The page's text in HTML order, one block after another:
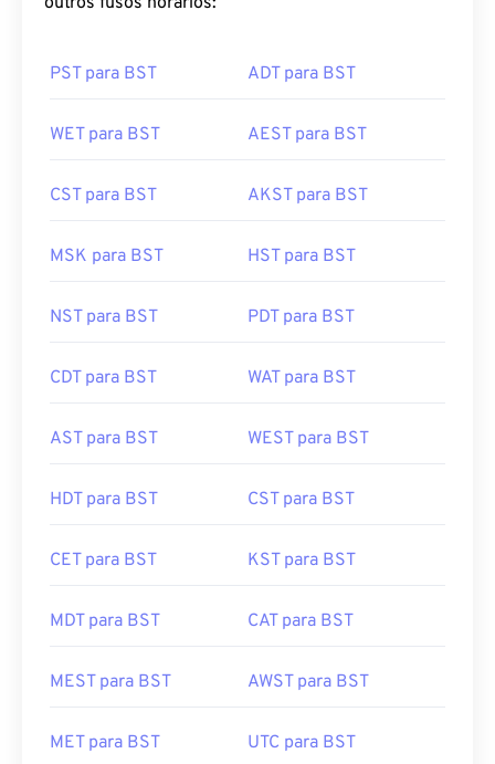
PST para BST ADT para BST
WET para BST AEST para BST
CST para BST AKST para BST
MSK para BST HST para BST
NST para BST PDT para BST
CDT para BST WAT para BST
AST para BST WEST para BST
HDT para BST CST para BST
CET para BST KST para BST
MDT para BST CAT para BST
MEST para BST AWST para BST
MET para BST UTC para BST